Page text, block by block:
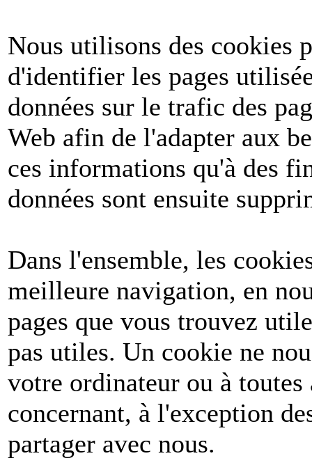
Nous utilisons des cookies
d'identifier les pages
données sur le trafic des
Web afin de l'adapter aux
ces informations qu'à des
données sont ensuite
Dans l'ensemble, les
meilleure navigation, en
pages que vous trouvez
pas utiles. Un cookie ne
votre ordinateur ou à
concernant, à l'exception
partager avec nous.